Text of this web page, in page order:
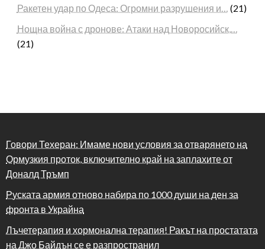
Ракетен удар по Одеса: Огромни разрушения и… (21)
Нощна война с дронове: Атаки над Новоросийск,…
(21)
Говори Техеран: Имаме нови условия за отварянето на
Ормузкия проток, включително край на заплахите от
Доналд Тръмп
Руската армия отново набира по 1000 души на ден за
фронта в Украйна
Лъчетерапия и хормонална терапия! Ракът на простатата
на Джо Байдън се е разпространил